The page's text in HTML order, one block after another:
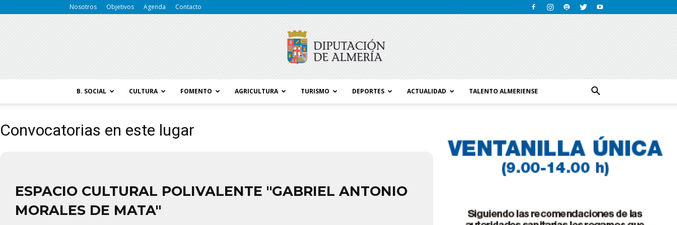
Nosotros Objetivos Agenda Contacto
B. SOCIAL CULTURA FOMENTO AGRICULTURA TURISMO DEPORTES ACTUALIDAD TALENTO ALMERIENSE
Convocatorias en este lugar
ESPACIO CULTURAL POLIVALENTE "GABRIEL ANTONIO
MORALES DE MATA"